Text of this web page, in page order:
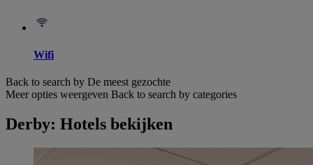
Wifi
Back to search by De meest gezochte
Meer opties weergeven Back to search by categories
Derby: Hotels bekijken